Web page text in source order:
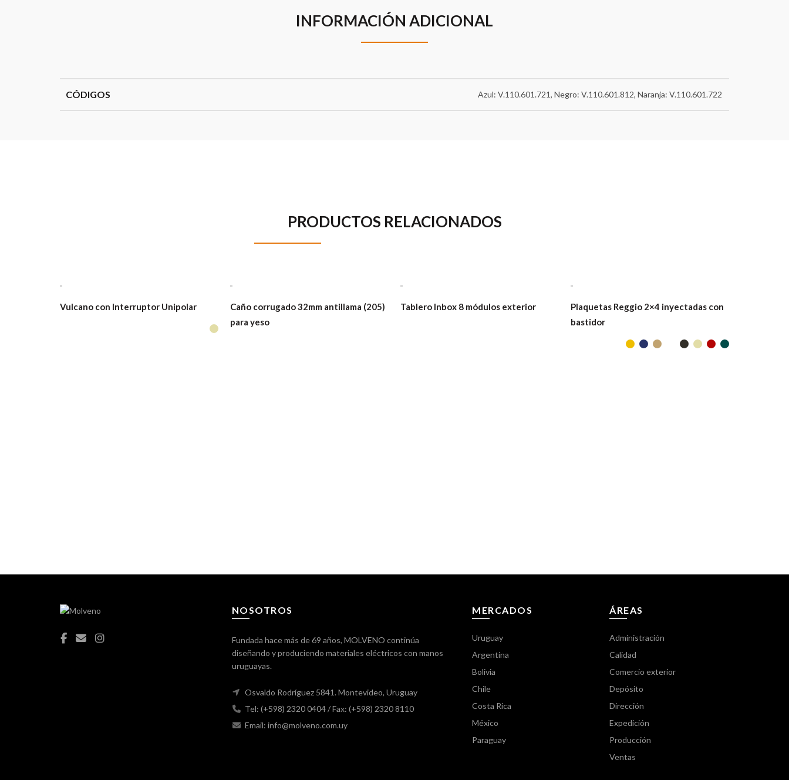
INFORMACIÓN ADICIONAL
CÓDIGOS Azul: V.110.601.721, Negro: V.110.601.812, Naranja: V.110.601.722
PRODUCTOS RELACIONADOS
Vulcano con Interruptor Unipolar
Caño corrugado 32mm antillama (205)
para yeso
Tablero Inbox 8 módulos exterior
Plaquetas Reggio 2×4 inyectadas con
bastidor
NOSOTROS
Fundada hace más de 69 años, MOLVENO continúa
diseñando y produciendo materiales eléctricos con manos
uruguayas.
Osvaldo Rodríguez 5841. Montevideo, Uruguay
Tel: (+598) 2320 0404/ Fax: (+598) 2320 8110
Email: info@molveno.com.uy
MERCADOS
Uruguay
Argentina
Bolivia
Chile
Costa Rica
México
Paraguay
ÁREAS
Administración
Calidad
Comercio exterior
Depósito
Dirección
Expedición
Producción
Ventas